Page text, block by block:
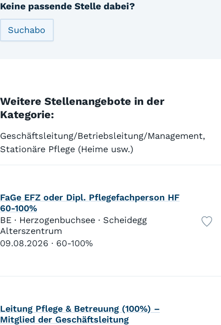
Keine passende Stelle dabei?
Suchabo
Weitere Stellenangebote in der
Kategorie:
Geschäftsleitung/Betriebsleitung/Management,
Stationäre Pflege (Heime usw.)
FaGe EFZ oder Dipl. Pflegefachperson HF
60-100%
BE · Herzogenbuchsee · Scheidegg
Alterszentrum
09.08.2026
60-100%
Leitung Pflege & Betreuung (100%) –
Mitglied der Geschäftsleitung